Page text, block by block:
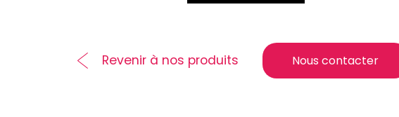
Revenir à nos produits Nous contacter